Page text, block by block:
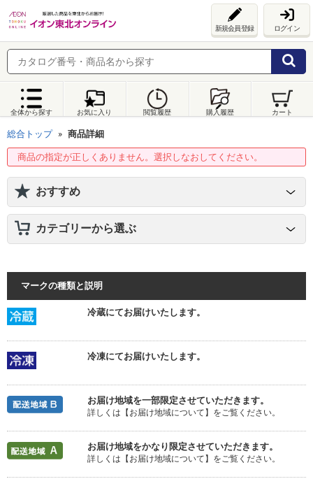
新規会員登録 ログイン
全体から探す お気に入り 閲覧履歴 購入履歴 カート
総合トップ 商品詳細
商品の指定が正しくありません。選択しなおしてください。
おすすめ
カテゴリーから選ぶ
マークの種類と説明
冷蔵にてお届けいたします。
冷凍にてお届けいたします。
お届け地域を一部限定させていただきます。
詳しくは【お届け地域について】をご覧ください。
お届け地域をかなり限定させていただきます。
詳しくは【お届け地域について】をご覧ください。